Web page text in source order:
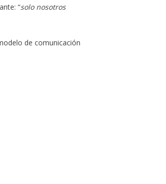
“solo nosotros
de comunicación